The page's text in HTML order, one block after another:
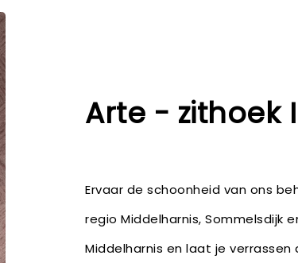
Arte - zithoek I
Ervaar de schoonheid van ons
regio Middelharnis, Sommelsdijk
Middelharnis en laat je